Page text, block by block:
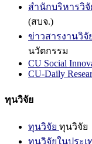
สำนักบริหารวิ
(สบจ.)
ข่าวสารงานวิจั
นวัตกรรม
CU Social
CU-Daily
ทุนวิจัย
ทุนวิจัย ทุนวิจัย
ทุนวิจัยในประเ